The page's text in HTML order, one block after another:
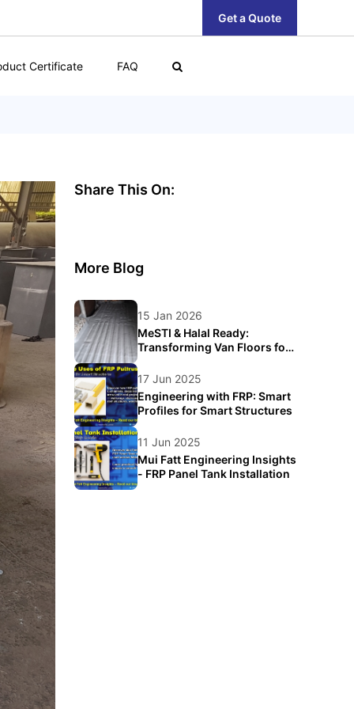
Get a Quote
Certificate FAQ
Share This On:
More Blog
15 Jan 2026
MeSTI & Halal Ready:
Transforming Van Floors for
17 Jun 2025
Engineering with FRP: Smart
Profiles for Smart Structures
11 Jun 2025
Mui Fatt Engineering Insights
- FRP Panel Tank Installation